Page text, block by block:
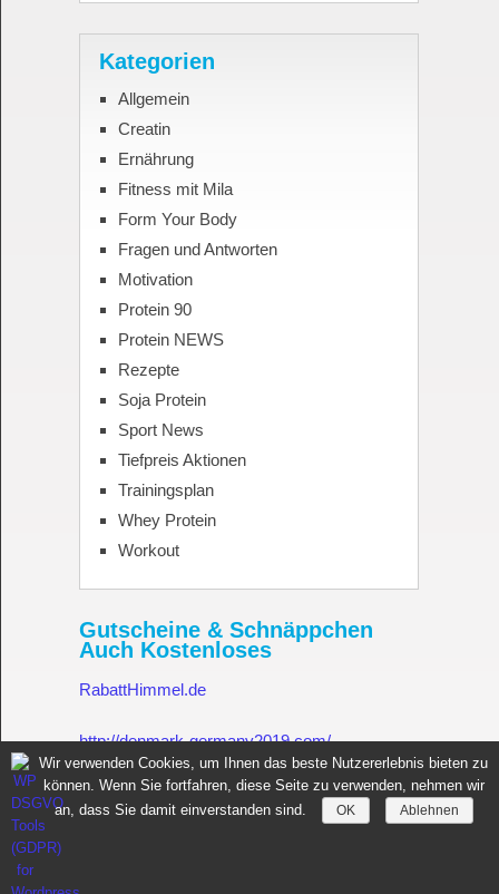
Kategorien
Allgemein
Creatin
Ernährung
Fitness mit Mila
Form Your Body
Fragen und Antworten
Motivation
Protein 90
Protein NEWS
Rezepte
Soja Protein
Sport News
Tiefpreis Aktionen
Trainingsplan
Whey Protein
Workout
Gutscheine & Schnäppchen
Auch Kostenloses
RabattHimmel.de
http://denmark-germany2019.com/
Gutschein.Rabatthimmel.de
Sportnahrung für Muskelaufbau Fitness Made in Germany
Wir verwenden Cookies, um Ihnen das beste Nutzererlebnis bieten zu
können. Wenn Sie fortfahren, diese Seite zu verwenden, nehmen wir
an, dass Sie damit einverstanden sind.
OK Ablehnen